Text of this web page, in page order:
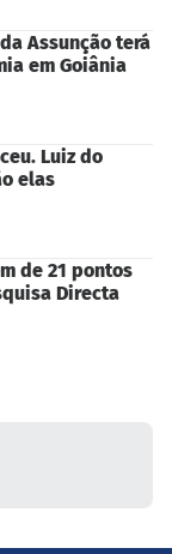
Assunção terá
em Goiânia
Luiz do
elas
de 21 pontos
Directa